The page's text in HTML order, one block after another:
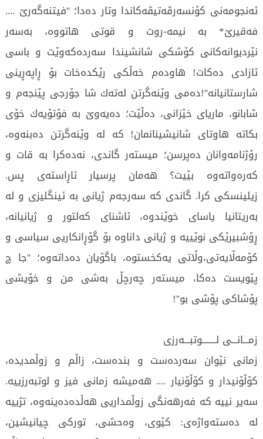
ئه‌نجومه‌نی كۆنسه‌رڤەتیڤه‌كاندا وتار ده‌دا؛ ''فیتنه‌گه‌رێ ....
فه‌قیرێ* به‌ نیمه‌-روت و قوتی هاتووه، به‌سه‌ر
نێردیوانه‌كانی كۆشكی شانشیندا سه‌رده‌كه‌وێت و باسی
ئازادی ده‌كا‌ت! هاوده‌م خه‌ڵكی رێكده‌خات بۆ ڕاپه‌ڕینی
شارستانیانه''‌!ده‌می وێنه‌گرتن له‌ته‌ك شا جۆرجی پێنجه‌م و
شابانو، ماریای خێزانی، ده‌ڵێت؛ ده‌یه‌وێ به‌ فۆتۆیه‌ك خۆی
بكاته‌ هاوتای شانیشینانمان! كه‌ له‌ وێنه‌گرتن ده‌بنه‌وه‌،
رۆژنامه‌وانان ده‌پرسن؛ میسته‌ر گاندی، نه‌ده‌كرا به‌ قات و
كه‌ره‌واته‌وه‌ بێیت؟ هه‌مان پرسیار ئاڕاسته‌ی پس.
زیلینسكی كرا. گاندی كه‌ سه‌رجه‌م ژیانی به‌ ئینگلیزی و له‌
به‌ریتانیا یاسای خوێندوه‌، ئاشنای كەلتور و ژیانیانه‌،
ڕۆشبیرێكی نوێییه‌ و ژیانی داناوه‌ بۆ گۆڕانكاریی سیاسی و
كۆمه‌ڵایه‌تی،وڵاتی یه‌كخستوه‌، باگۆیان ده‌داته‌وه‌؛ ''جا چ
پێویست ده‌كا، میسته‌ر چەرچڵ به‌شی من و خۆیشی
پۆشاكی پۆشی بو''!
زمـــانـــی لــــــــوتبـــه‌رزی
زمانی نێوان سه‌رده‌ست و بنده‌ست، زاڵم و زوڵمدیده‌،
كۆڵۆنیدار و كۆڵۆنیار .... هه‌میشه‌ زمانی فیز و لوتبه‌رزییه‌.
سه‌یر نییه‌ كه‌ فه‌رهه‌نگی زوڵمداریی هه‌ڵده‌ده‌ینه‌وه‌، تژییه‌
له‌ ده‌سته‌واژه‌ی: كێوی، وه‌حشی، توركی چیانیشین،